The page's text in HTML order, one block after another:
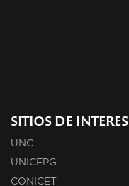
SITIOS DE INTERES
UNC
UNICEPG
CONICET